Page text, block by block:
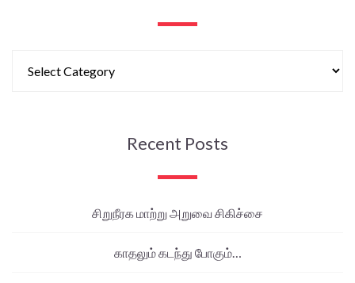
Recent Posts
சிறுநீரக மாற்று அறுவை சிகிச்சை
காதலும் கடந்து போகும்…